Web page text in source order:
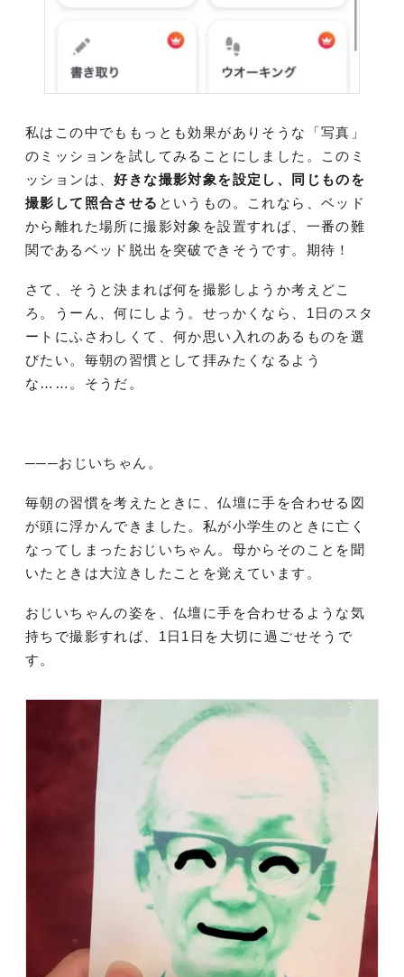
私はこの中でももっとも効果がありそうな「写真」
のミッションを試してみることにしました。このミ
ッションは、好きな撮影対象を設定し、同じものを
撮影して照合させる というもの。これなら、ベッド
から離れた場所に撮影対象を設置すれば、一番の難
関であるベッド脱出を突破できそうです。期待！
さて、そうと決まれば何を撮影しようか考えどこ
ろ。うーん、何にしよう。せっかくなら、1日のスタ
ートにふさわしくて、何か思い入れのあるものを選
びたい。毎朝の習慣として拝みたくなるよう
な……。そうだ。
───おじいちゃん。
毎朝の習慣を考えたときに、仏壇に手を合わせる図
が頭に浮かんできました。私が小学生のときに亡く
なってしまったおじいちゃん。母からそのことを聞
いたときは大泣きしたことを覚えています。
おじいちゃんの姿を、仏壇に手を合わせるような気
持ちで撮影すれば、1日1日を大切に過ごせそうで
す。